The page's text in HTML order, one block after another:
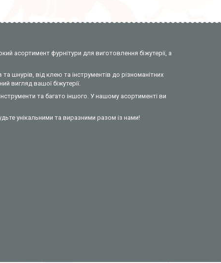
асортимент фурнітури для виготовлення біжутерії, а
шнурів, від клею та інструментів до різноманітних
вигляд вашої біжутерії.
та багато іншого. У нашому асортименті ви
унікальними та виразними разом із нами!